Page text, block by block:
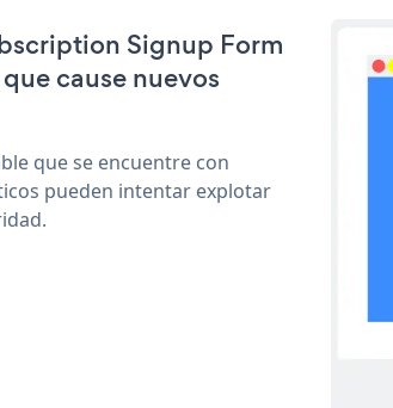
Signup Form
cause nuevos
que se encuentre con
pueden intentar explotar